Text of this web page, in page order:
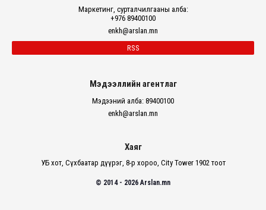
Маркетинг, сурталчилгааны алба:
+976 89400100
enkh@arslan.mn
RSS
Мэдээллийн агентлаг
Мэдээний алба: 89400100
enkh@arslan.mn
Хаяг
УБ хот, Сүхбаатар дүүрэг, 8-р хороо, City Tower 1902 тоот
© 2014 - 2026 Arslan.mn